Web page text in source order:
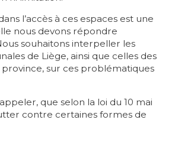
l’accès à ces espaces est une
nous devons répondre
souhaitons interpeller les
de Liège, ainsi que celles des
province, sur ces problématiques
que selon la loi du 10 mai
contre certaines formes de